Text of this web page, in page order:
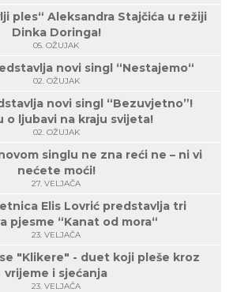
ples“ Aleksandra Stajčića u režiji
Dinka Doringa!
05. OŽUJAK
novi singl “Nestajemo“
02. OŽUJAK
novi singl “Bezuvjetno”!
o ljubavi na kraju svijeta!
02. OŽUJAK
singlu ne zna reći ne – ni vi
nećete moći!
27. VELJAČA
Elis Lovrić predstavlja tri
pjesme “Kanat od mora“
23. VELJAČA
"Klikere" - duet koji pleše kroz
vrijeme i sjećanja
23. VELJAČA